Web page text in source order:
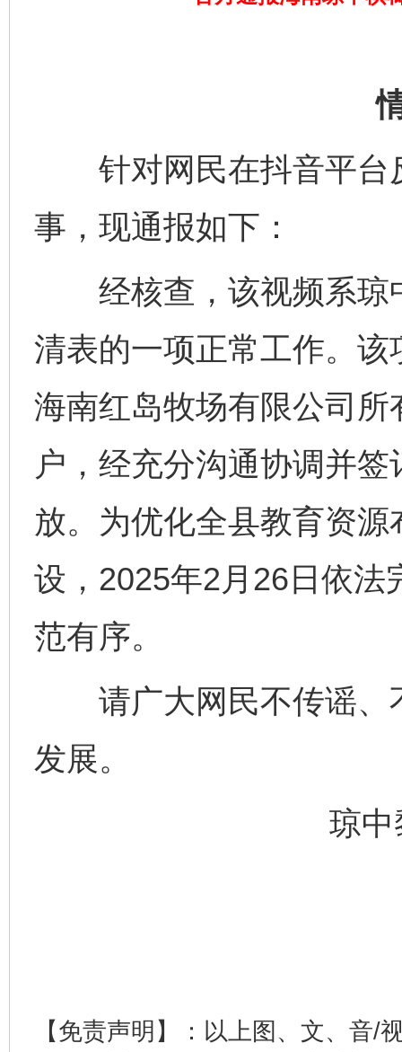
针对网民在抖音平台
事，现通报如下：
经核查，该视频系琼
清表的一项正常工作。
海南红岛牧场有限公司
户，经充分沟通协调并
放。为优化全县教育资
设，2025年2月26日依法
范有序。
请广大网民不传谣、
发展。
琼中
【免责声明】：以上图、文、音/